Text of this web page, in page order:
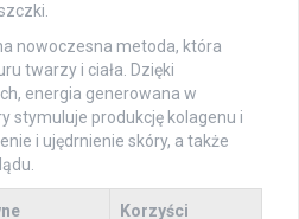
nowoczesna metoda, która
twarzy i ciała. Dzięki
energia generowana w
stymuluje produkcję kolagenu i
i ujędrnienie skóry, a także
Korzyści